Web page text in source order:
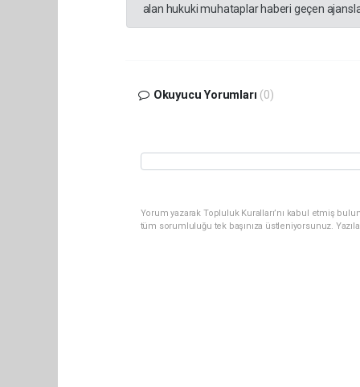
alan hukuki muhataplar haberi geçen
Okuyucu Yorumları (0)
Yorum yazarak Topluluk Kuralları’nı kabul etmiş
tüm sorumluluğu tek başınıza üstleniyorsunuz.